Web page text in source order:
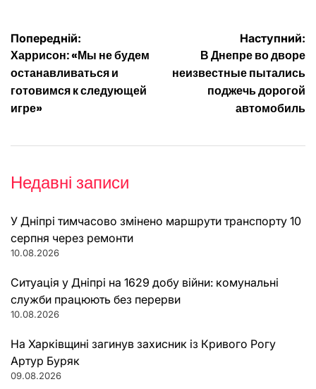
Навігація
записів
Попередній:
Харрисон: «Мы не будем
останавливаться и
готовимся к следующей
игре»
Наступний:
В Днепре во дворе
неизвестные пытались
поджечь дорогой
автомобиль
Недавні записи
У Дніпрі тимчасово змінено маршрути транспорту 10
серпня через ремонти
10.08.2026
Ситуація у Дніпрі на 1629 добу війни: комунальні
служби працюють без перерви
10.08.2026
На Харківщині загинув захисник із Кривого Рогу
Артур Буряк
09.08.2026